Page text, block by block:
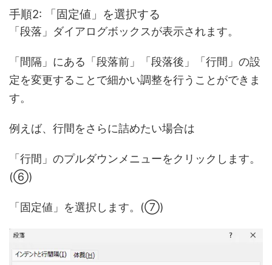
手順2: 「固定値」を選択する
「段落」ダイアログボックスが表示されます。
「間隔」にある「段落前」「段落後」「行間」の設
定を変更することで細かい調整を行うことができま
す。
例えば、行間をさらに詰めたい場合は
「行間」のプルダウンメニューをクリックします。
(⑥)
「固定値」を選択します。(⑦)